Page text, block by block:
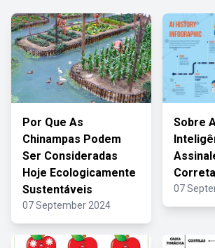
Por Que As
Chinampas Podem
Ser Consideradas
Hoje Ecologicamente
Sustentáveis
07 September 2024
Sobre
Correta
07